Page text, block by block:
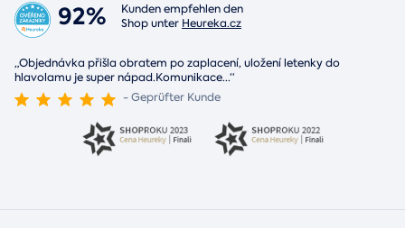
92%
Kunden empfehlen den
Shop unter Heureka.cz
„Objednávka přišla obratem po zaplacení, uložení letenky do
hlavolamu je super nápad.Komunikace...“
- Geprüfter Kunde